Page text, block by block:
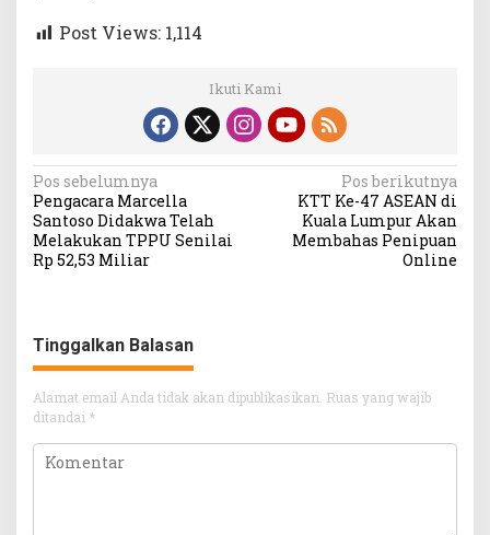
Post Views: 1,114
Ikuti Kami
Navigasi
pos
Pos sebelumnya
Pengacara Marcella
Santoso Didakwa Telah
Melakukan TPPU Senilai
Rp 52,53 Miliar
Pos berikutnya
KTT Ke-47 ASEAN di
Kuala Lumpur Akan
Membahas Penipuan
Online
Tinggalkan Balasan
Alamat email Anda tidak akan dipublikasikan. Ruas yang wajib
ditandai *